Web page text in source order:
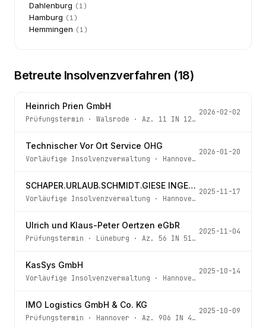
Dahlenburg (1)
Hamburg (1)
Hemmingen (1)
Betreute Insolvenzverfahren (18)
Heinrich Prien GmbH
Prüfungstermin · Walsrode · Az. 11 IN 12/26
2026-02-02
Technischer Vor Ort Service OHG
Vorläufige Insolvenzverwaltung · Hannover
2026-01-20
SCHAPER.URLAUB.SCHMIDT.GIESE INGENIEURGESELLSCHAFT mbH
Vorläufige Insolvenzverwaltung · Hannover
2025-11-17
Ulrich und Klaus-Peter Oertzen eGbR
Prüfungstermin · Lüneburg · Az. 56 IN 51/25
2025-11-04
KasSys GmbH
Vorläufige Insolvenzverwaltung · Hannover
2025-10-14
IMO Logistics GmbH & Co. KG
Prüfungstermin · Hannover · Az. 906 IN 410/25 - 6 -
2025-10-09